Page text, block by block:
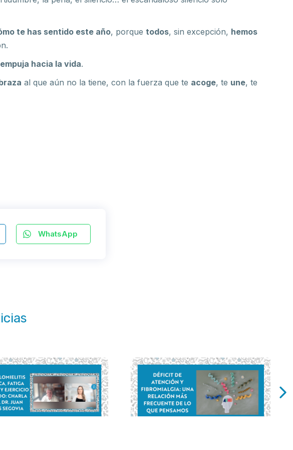
te has sentido este año, porque todos, sin excepción, hemos
hacia la vida.
al que aún no la tiene, con la fuerza que te acoge, te une, te
WhatsApp